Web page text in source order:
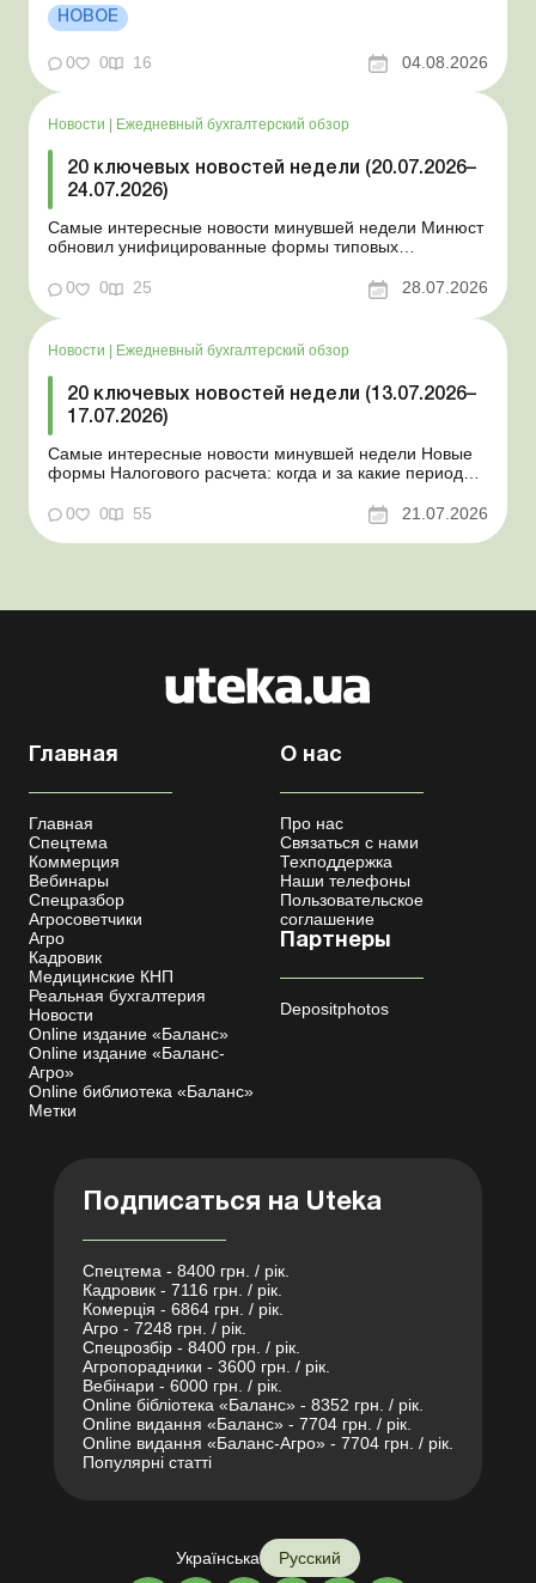
положении Для сельхозпредприятий и ФЛП введены
новые разовые статистические формы Со 2 августа
изменяется порядок зачисления отдельных периодов
работы в стр...
НОВОЕ
0 0 16 04.08.2026
Новости Ежедневный бухгалтерский обзор
20 ключевых новостей недели (20.07.2026–
24.07.2026)
Самые интересные новости минувшей недели Минюст
обновил унифицированные формы типовых
новость о создании координационного центра по
статус «в розыске»: что нужно знать работодателям
Закон о ВПЛ: ка...
0 0 25 28.07.2026
Новости | Ежедневный бухгалтерский обзор
20 ключевых новостей недели (13.07.2026–
17.07.2026)
Самые интересные новости минувшей недели Новые
формы Налогового расчета: когда и за какие периоды
переоформления отсрочки от призыва во время
Координационный центр по организации
0 0 55 21.07.2026
Главная
Главная
Спецтема
Коммерция
Вебинары
Спецразбор
Агросоветчики
Агро
Кадровик
Медицинские КНП
Реальная бухгалтерия
Новости
Online издание «Баланс»
Online издание «Баланс-
Агро»
Online библиотека «Баланс»
Метки
О нас
Про нас
Связаться с нами
Техподдержка
Наши телефоны
Пользовательское
соглашение
Партнеры
Depositphotos
Подписаться на Uteka
Спецтема - 8400 грн. / рік.
Кадровик - 7116 грн. / рік.
Комерція - 6864 грн. / рік.
Агро - 7248 грн. / рік.
Спецрозбір - 8400 грн. / рік.
Агропорадники - 3600 грн. / рік.
Вебінари - 6000 грн. / рік.
Online бібліотека «Баланс» - 8352 грн. / рік.
Online видання «Баланс» - 7704 грн. / рік.
Online видання «Баланс-Агро» - 7704 грн. / рік.
Популярні статті
Українська Русский